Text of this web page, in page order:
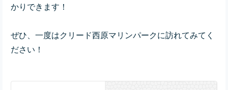
かりできます！
ぜひ、一度はクリード西原マリンパークに訪れてみてく
ださい！